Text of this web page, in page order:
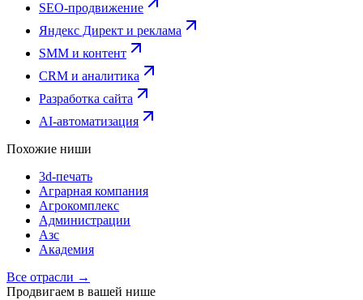
SEO-продвижение
Яндекс Директ и реклама
SMM и контент
CRM и аналитика
Разработка сайта
AI-автоматизация
Похожие ниши
3d-печать
Аграрная компания
Агрокомплекс
Администрации
Азс
Академия
Все отрасли →
Продвигаем в вашей нише